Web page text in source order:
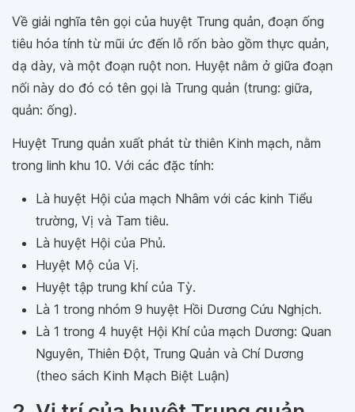
Về giải nghĩa tên gọi của huyệt Trung quản, đoạn ống
tiêu hóa tính từ mũi ức đến lỗ rốn bào gồm thực quản,
dạ dày, và một đoạn ruột non. Huyệt nằm ở giữa đoạn
nối này do đó có tên gọi là Trung quản (trung: giữa,
quản: ống).
Huyệt Trung quản xuất phát từ thiên Kinh mạch, nằm
trong linh khu 10. Với các đặc tính:
Là huyệt Hội của mạch Nhâm với các kinh Tiểu
trường, Vị và Tam tiêu.
Là huyệt Hội của Phủ.
Huyệt Mộ của Vị.
Huyệt tập trung khí của Tỳ.
Là 1 trong nhóm 9 huyệt Hồi Dương Cứu Nghịch.
Là 1 trong 4 huyệt Hội Khí của mạch Dương: Quan
Nguyên, Thiên Đột, Trung Quản và Chí Dương
(theo sách Kinh Mạch Biệt Luận)